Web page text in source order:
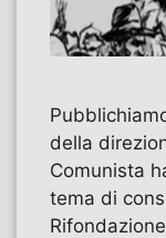
della
Comunista
tema di